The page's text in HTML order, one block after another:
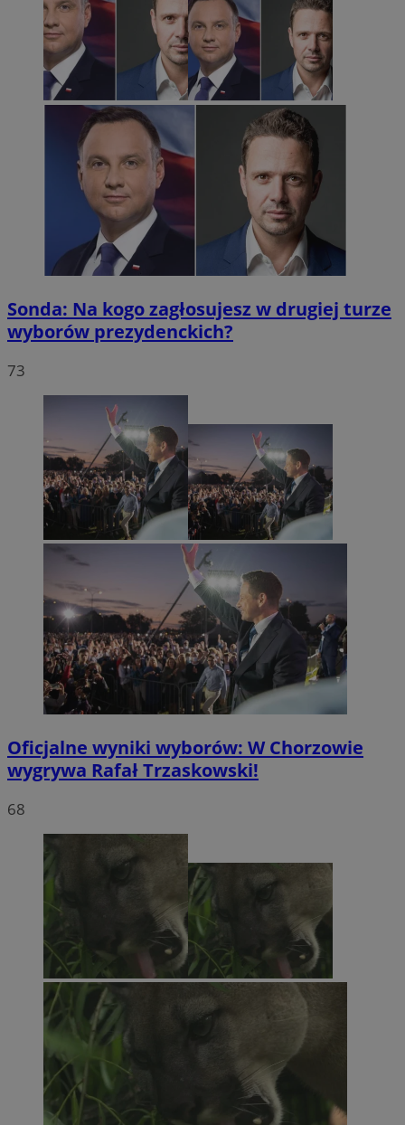
Sonda: Na kogo zagłosujesz w drugiej turze
wyborów prezydenckich?
73
Oficjalne wyniki wyborów: W Chorzowie
wygrywa Rafał Trzaskowski!
68